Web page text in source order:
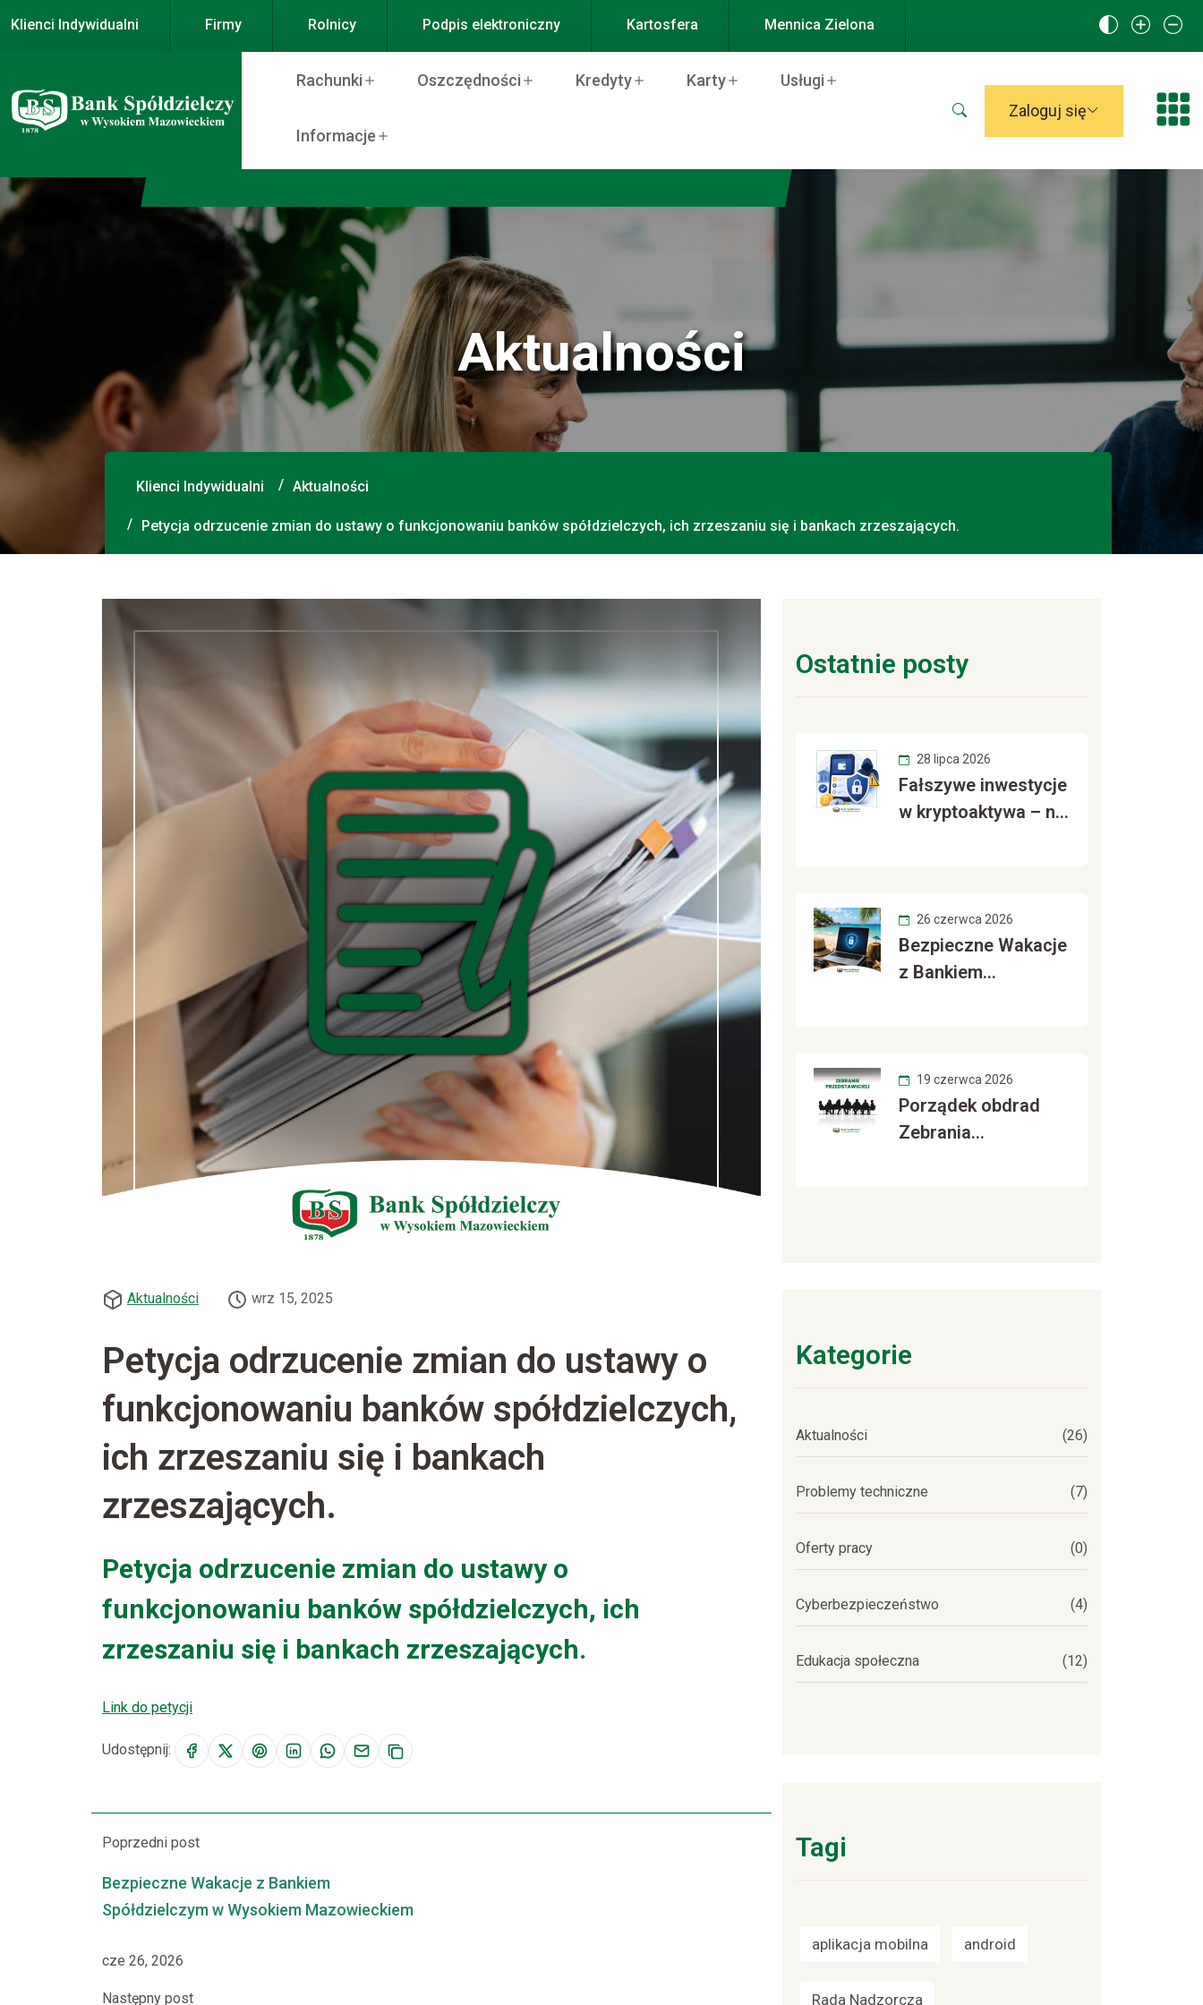
Klienci Indywidualni Firmy Rolnicy Podpis elektroniczny Kartosfera Mennica Zielona
Rachunki Oszczędności Kredyty Karty Usługi
Informacje
Otwórz wyszukiwarkę
Zaloguj się
Aktualności
Klienci Indywidualni Aktualności
Petycja odrzucenie zmian do ustawy o funkcjonowaniu banków spółdzielczych, ich zrzeszaniu się i bankach zrzeszających.
Aktualności wrz 15, 2025
Petycja odrzucenie zmian do ustawy o
funkcjonowaniu banków spółdzielczych,
ich zrzeszaniu się i bankach
zrzeszających.
Petycja odrzucenie zmian do ustawy o
funkcjonowaniu banków spółdzielczych, ich
zrzeszaniu się i bankach zrzeszających.
Link do petycji
Udostępnij:
Poprzedni post
Bezpieczne Wakacje z Bankiem
Spółdzielczym w Wysokiem Mazowieckiem
cze 26, 2026
Następny post
Ostatnie posty
28 lipca 2026
Fałszywe inwestycje
w kryptoaktywa – nie
26 czerwca 2026
Bezpieczne Wakacje
z Bankiem
19 czerwca 2026
Porządek obdrad
Zebrania
Kategorie
Aktualności (26)
Problemy techniczne (7)
Oferty pracy (0)
Cyberbezpieczeństwo (4)
Edukacja społeczna (12)
Tagi
aplikacja mobilna android
Rada Nadzorcza